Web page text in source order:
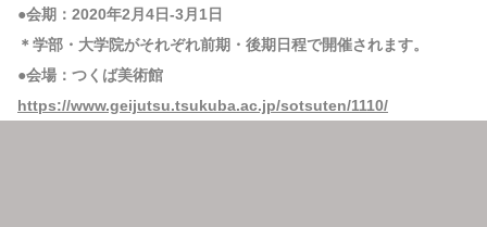
●会期：2020年2月4日-3月1日
＊学部・大学院がそれぞれ前期・後期日程で開催されます。
●会場：つくば美術館
https://www.geijutsu.tsukuba.ac.jp/sotsuten/1110/